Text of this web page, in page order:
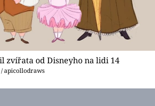
zvířata od Disneyho na lidi 14
apicollodraws